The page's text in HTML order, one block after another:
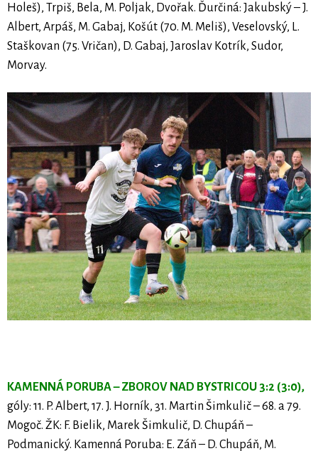
Holeš), Trpiš, Bela, M. Poljak, Dvořak. Ďurčiná: Jakubský – J.
Albert, Arpáš, M. Gabaj, Košút (70. M. Meliš), Veselovský, L.
Staškovan (75. Vričan), D. Gabaj, Jaroslav Kotrík, Sudor,
Morvay.
KAMENNÁ PORUBA – ZBOROV NAD BYSTRICOU 3:2 (3:0),
góly: 11. P. Albert, 17. J. Horník, 31. Martin Šimkulič – 68. a 79.
Mogoč. ŽK: F. Bielik, Marek Šimkulič, D. Chupáň –
Podmanický. Kamenná Poruba: E. Záň – D. Chupáň, M.